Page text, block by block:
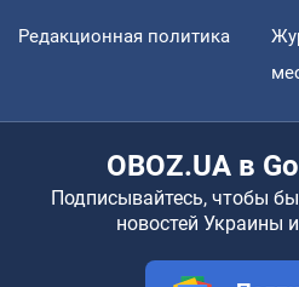
Редакционная политика
OBOZ.UA в
Подписывайтесь, чтобы
новостей Украины